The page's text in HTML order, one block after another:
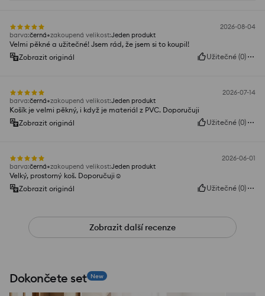
2026-08-04
barva:černá zakoupená velikost:Jeden produkt
Velmi pěkné a užitečné! Jsem rád, že jsem si to koupil!
Zobrazit originál
Užitečné (0)
2026-07-14
barva:černá zakoupená velikost:Jeden produkt
Košík je velmi pěkný, i když je materiál z PVC. Doporučuji
Zobrazit originál
Užitečné (0)
2026-06-01
barva:černá zakoupená velikost:Jeden produkt
Velký, prostorný koš. Doporučuji☺️
Zobrazit originál
Užitečné (0)
Zobrazit další recenze
Dokončete set New